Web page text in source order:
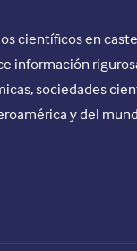
científicos en
información
sociedades
y del